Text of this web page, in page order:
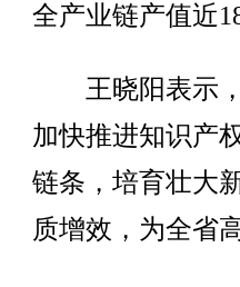
全产业链产值近
王晓阳表示，
加快推进知识产
链条，培育壮大
质增效，为全省